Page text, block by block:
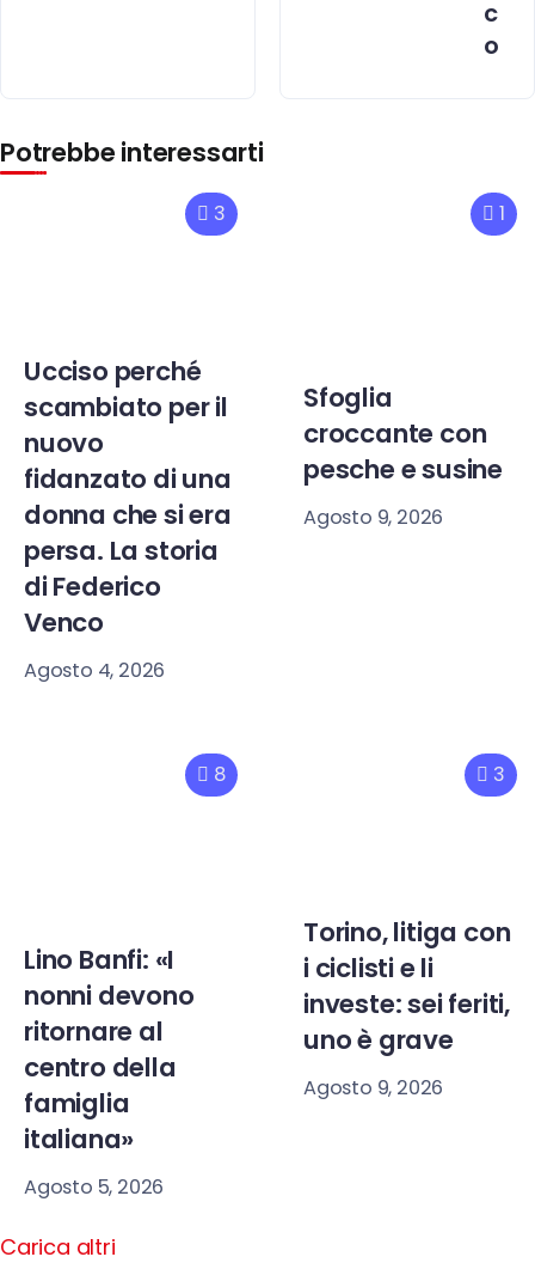
c
o
Potrebbe interessarti
3
Ucciso perché
scambiato per il
nuovo
fidanzato di una
donna che si era
persa. La storia
di Federico
Venco
Agosto 4, 2026
1
Sfoglia
croccante con
pesche e susine
Agosto 9, 2026
8
Lino Banfi: «I
nonni devono
ritornare al
centro della
famiglia
italiana»
Agosto 5, 2026
3
Torino, litiga con
i ciclisti e li
investe: sei feriti,
uno è grave
Agosto 9, 2026
Carica altri